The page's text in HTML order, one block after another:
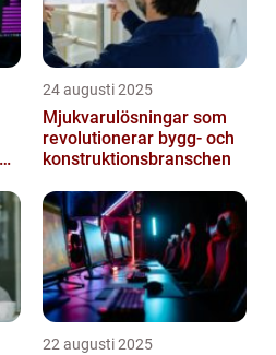
24 augusti 2025
Mjukvarulösningar som
revolutionerar bygg- och
konstruktionsbranschen
22 augusti 2025